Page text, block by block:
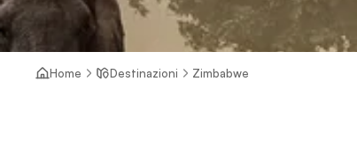
Home Destinazioni Zimbabwe